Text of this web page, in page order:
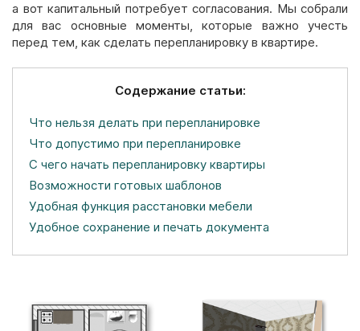
а вот капитальный потребует согласования. Мы собрали
для вас основные моменты, которые важно учесть
перед тем, как сделать перепланировку в квартире.
Содержание статьи:
Что нельзя делать при перепланировке
Что допустимо при перепланировке
С чего начать перепланировку квартиры
Возможности готовых шаблонов
Удобная функция расстановки мебели
Удобное сохранение и печать документа